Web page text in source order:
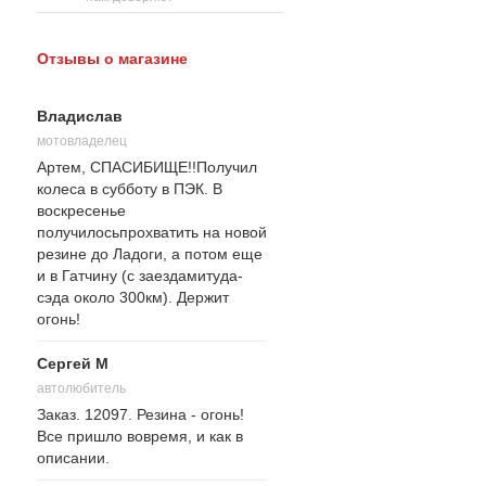
Отзывы о магазине
Владислав
мотовладелец
Артем, СПАСИБИЩЕ!!Получил
колеса в субботу в ПЭК. В
воскресенье
получилосьпрохватить на новой
резине до Ладоги, а потом еще
и в Гатчину (с заездамитуда-
сэда около 300км). Держит
огонь!
Сергей М
автолюбитель
Заказ. 12097. Резина - огонь!
Все пришло вовремя, и как в
описании.